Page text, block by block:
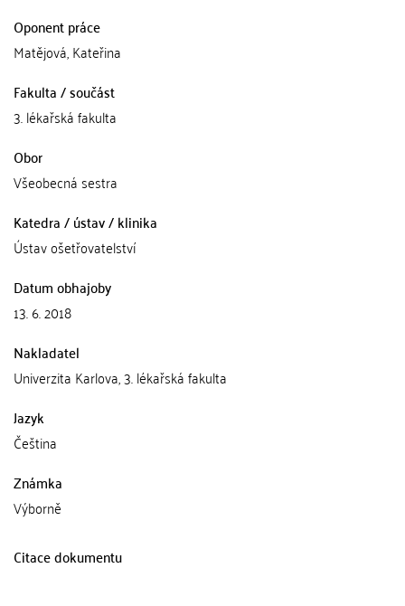
Oponent práce
Matějová, Kateřina
Fakulta / součást
3. lékařská fakulta
Obor
Všeobecná sestra
Katedra / ústav / klinika
Ústav ošetřovatelství
Datum obhajoby
13. 6. 2018
Nakladatel
Univerzita Karlova, 3. lékařská fakulta
Jazyk
Čeština
Známka
Výborně
Citace dokumentu